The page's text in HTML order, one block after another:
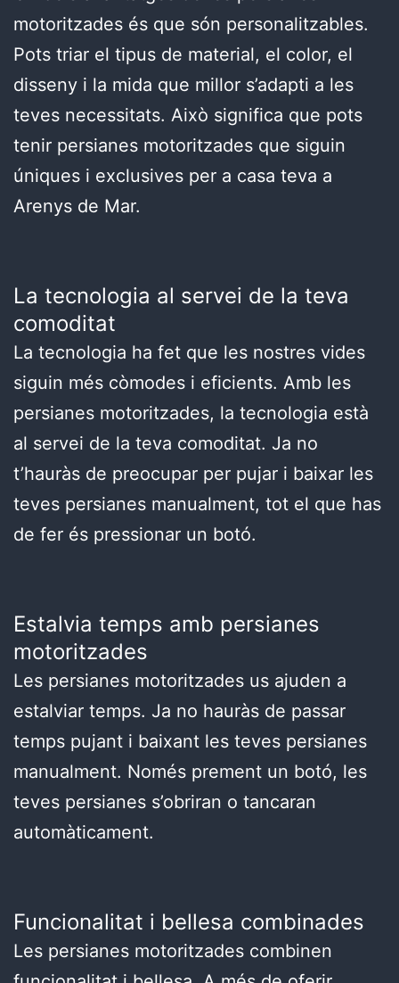
motoritzades és que són personalitzables.
Pots triar el tipus de material, el color, el
disseny i la mida que millor s’adapti a les
teves necessitats. Això significa que pots
tenir persianes motoritzades que siguin
úniques i exclusives per a casa teva a
Arenys de Mar.
La tecnologia al servei de la teva
comoditat
La tecnologia ha fet que les nostres vides
siguin més còmodes i eficients. Amb les
persianes motoritzades, la tecnologia està
al servei de la teva comoditat. Ja no
t’hauràs de preocupar per pujar i baixar les
teves persianes manualment, tot el que has
de fer és pressionar un botó.
Estalvia temps amb persianes
motoritzades
Les persianes motoritzades us ajuden a
estalviar temps. Ja no hauràs de passar
temps pujant i baixant les teves persianes
manualment. Només prement un botó, les
teves persianes s’obriran o tancaran
automàticament.
Funcionalitat i bellesa combinades
Les persianes motoritzades combinen